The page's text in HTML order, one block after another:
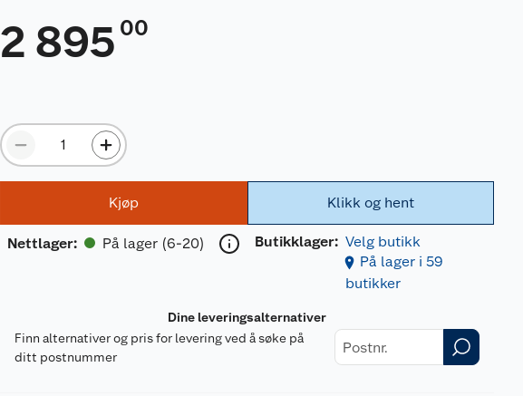
2 895 00
Kjøp
Nettlager: På lager (6-20)
Klikk og hent
Butikklager: Velg butikk
På lager i 59
butikker
Dine leveringsalternativer
Finn alternativer og pris for levering ved å søke på
ditt postnummer